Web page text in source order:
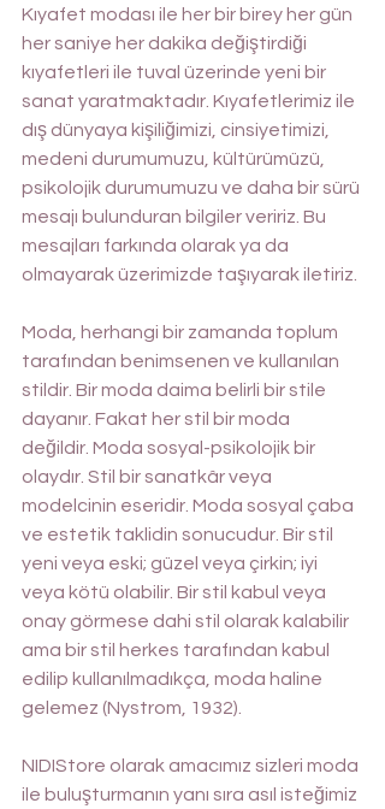
Kıyafet modası ile her bir birey her gün
her saniye her dakika değiştirdiği
kıyafetleri ile tuval üzerinde yeni bir
sanat yaratmaktadır. Kıyafetlerimiz ile
dış dünyaya kişiliğimizi, cinsiyetimizi,
medeni durumumuzu, kültürümüzü,
psikolojik durumumuzu ve daha bir sürü
mesajı bulunduran bilgiler veririz. Bu
mesajları farkında olarak ya da
olmayarak üzerimizde taşıyarak iletiriz.
Moda, herhangi bir zamanda toplum
tarafından benimsenen ve kullanılan
stildir. Bir moda daima belirli bir stile
dayanır. Fakat her stil bir moda
değildir. Moda sosyal-psikolojik bir
olaydır. Stil bir sanatkâr veya
modelcinin eseridir. Moda sosyal çaba
ve estetik taklidin sonucudur. Bir stil
yeni veya eski; güzel veya çirkin; iyi
veya kötü olabilir. Bir stil kabul veya
onay görmese dahi stil olarak kalabilir
ama bir stil herkes tarafından kabul
edilip kullanılmadıkça, moda haline
gelemez (Nystrom, 1932).
NIDIStore olarak amacımız sizleri moda
ile buluşturmanın yanı sıra asıl isteğimiz